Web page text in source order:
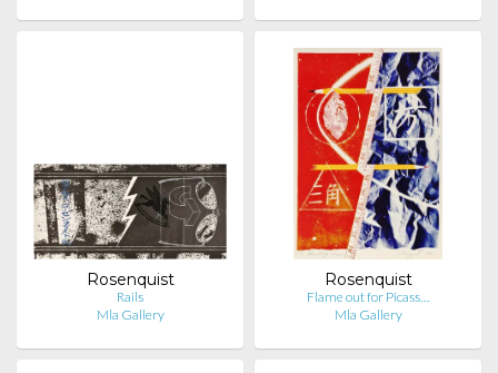
Rosenquist
Rails
Mla Gallery
Rosenquist
Flame out for Picass…
Mla Gallery